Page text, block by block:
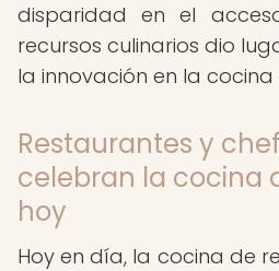
disparidad en el
recursos culinarios dio
la innovación en la
Restaurantes y
celebran la cocina
hoy
Hoy en día, la cocina de